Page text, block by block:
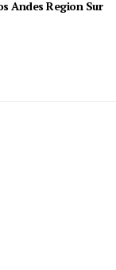
Andes Region Sur